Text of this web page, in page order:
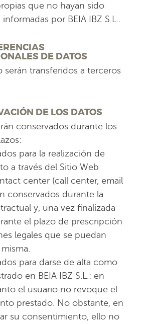
que no hayan sido
por BEIA IBZ S.L..
DE DATOS
serán transferidos a terceros
DE LOS DATOS
conservados durante los
para la realización de
a través del Sitio Web
center (call center, email
conservados durante la
y, una vez finalizada
el plazo de prescripción
legales que se puedan
para darse de alta como
en BEIA IBZ S.L.: en
el usuario no revoque el
prestado. No obstante, en
su consentimiento, ello no